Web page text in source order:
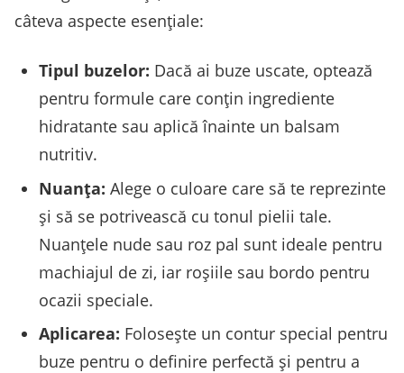
câteva aspecte esențiale:
Tipul buzelor: Dacă ai buze uscate, optează
pentru formule care conțin ingrediente
hidratante sau aplică înainte un balsam
nutritiv.
Nuanța: Alege o culoare care să te reprezinte
și să se potrivească cu tonul pielii tale.
Nuanțele nude sau roz pal sunt ideale pentru
machiajul de zi, iar roșiile sau bordo pentru
ocazii speciale.
Aplicarea: Folosește un contur special pentru
buze pentru o definire perfectă și pentru a